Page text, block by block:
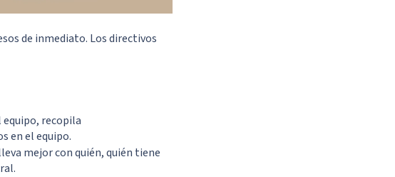
de inmediato. Los directivos
equipo, recopila
en el equipo.
mejor con quién, quién tiene